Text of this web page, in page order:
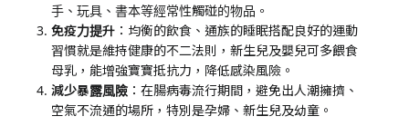
手、玩具、書本等經常性觸碰的物品。
免疫力提升 ：均衡的飲食、通族的睡眠搭配良好的運動
習慣就是維持健康的不二法則，新生兒及嬰兒可多餵食
母乳，能增強寶寶抵抗力，降低感染風險。
減少暴露風險 ：在腸病毒流行期間，避免出人潮擁擠、
空氣不流通的場所，特別是孕婦、新生兒及幼童。